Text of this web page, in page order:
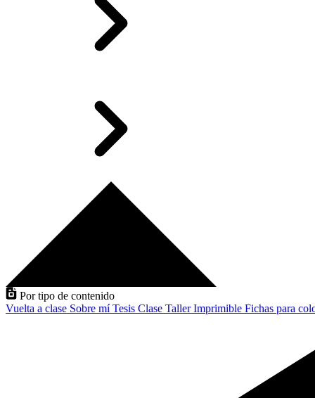
Por tipo de contenido
Vuelta a clase Sobre míTesis Clase TallerImprimible Fichas para